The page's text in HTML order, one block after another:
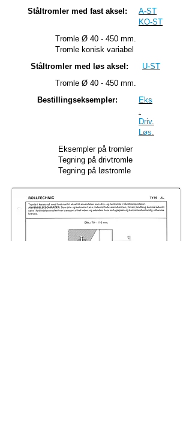
Ståltromler med fast aksel:
A-ST
KO-ST
Tromle Ø 40 - 450 mm.
Tromle konisk variabel
Ståltromler med løs aksel:
U-ST
Tromle Ø 40 - 450 mm.
Bestillingseksempler:
Eks
.
Driv.
Løs.
Eksempler på tromler
Tegning på drivtromle
Tegning på løstromle